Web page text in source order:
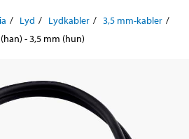
Lyd Lydkabler
3,5 mm-kabler
- 3,5 mm (hun)